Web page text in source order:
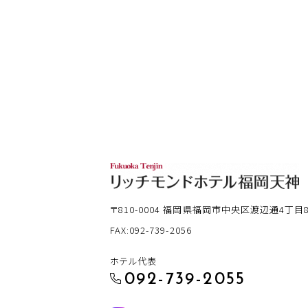
〒810-0004福岡県福岡市中央区渡辺通4丁目
FAX:092-739-2056
ホテル代表
092-739-2055